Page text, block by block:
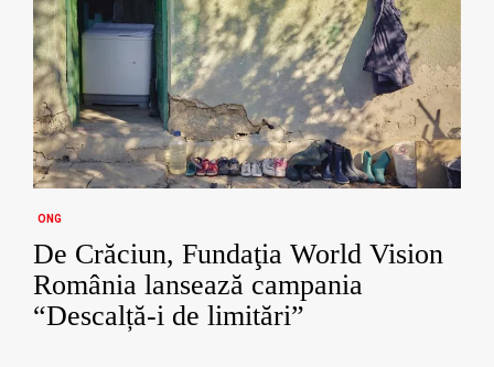
ONG
De Crăciun, Fundaţia World Vision
România lansează campania
“Descalță-i de limitări”